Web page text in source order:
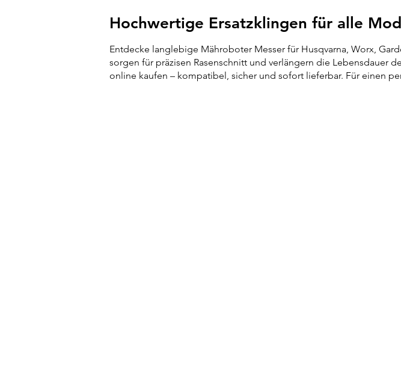
Hochwertige Ersatzklingen für alle
Entdecke langlebige Mähroboter Messer für Husqvarna, Worx,
sorgen für präzisen Rasenschnitt und verlängern die Lebensdauer
online kaufen – kompatibel, sicher und sofort lieferbar. Für einen